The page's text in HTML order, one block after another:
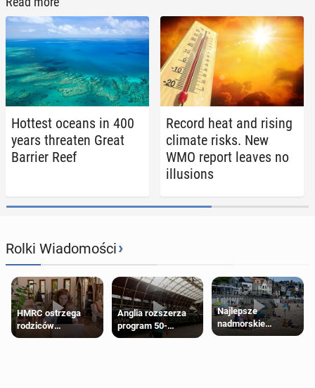
Hottest oceans in 400
years threat­en Great
Barrier Reef
Record heat and rising
climate risks. New
WMO report leaves no
il­lu­sions
Rolki Wiadomości›
HMRC ostrzega
rodziców
pobierających Child
Anglia rozszerza
program 50-
procentowych
Najlepsze
nadmorskie
miasteczko blisko